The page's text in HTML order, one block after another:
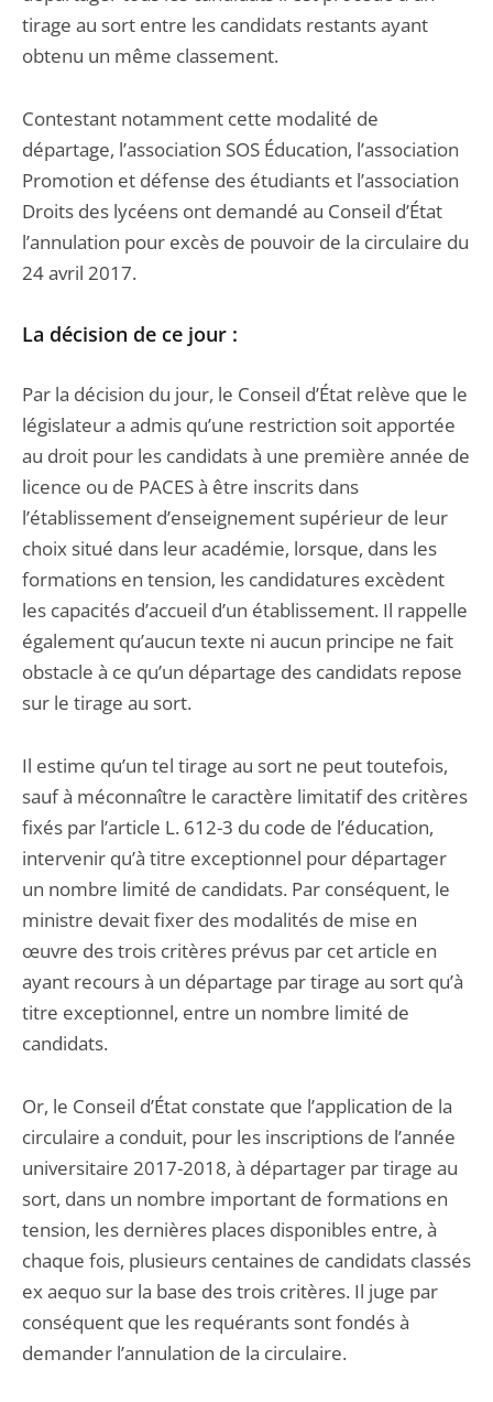
tirage au sort entre les candidats restants ayant
obtenu un même classement.
Contestant notamment cette modalité de
départage, l’association SOS Éducation, l’association
Promotion et défense des étudiants et l’association
Droits des lycéens ont demandé au Conseil d’État
l’annulation pour excès de pouvoir de la circulaire du
24 avril 2017.
La décision de ce jour :
Par la décision du jour, le Conseil d’État relève que le
législateur a admis qu’une restriction soit apportée
au droit pour les candidats à une première année de
licence ou de PACES à être inscrits dans
l’établissement d’enseignement supérieur de leur
choix situé dans leur académie, lorsque, dans les
formations en tension, les candidatures excèdent
les capacités d’accueil d’un établissement. Il rappelle
également qu’aucun texte ni aucun principe ne fait
obstacle à ce qu’un départage des candidats repose
sur le tirage au sort.
Il estime qu’un tel tirage au sort ne peut toutefois,
sauf à méconnaître le caractère limitatif des critères
fixés par l’article L. 612-3 du code de l’éducation,
intervenir qu’à titre exceptionnel pour départager
un nombre limité de candidats. Par conséquent, le
ministre devait fixer des modalités de mise en
œuvre des trois critères prévus par cet article en
ayant recours à un départage par tirage au sort qu’à
titre exceptionnel, entre un nombre limité de
candidats.
Or, le Conseil d’État constate que l’application de la
circulaire a conduit, pour les inscriptions de l’année
universitaire 2017-2018, à départager par tirage au
sort, dans un nombre important de formations en
tension, les dernières places disponibles entre, à
chaque fois, plusieurs centaines de candidats classés
ex aequo sur la base des trois critères. Il juge par
conséquent que les requérants sont fondés à
demander l’annulation de la circulaire.